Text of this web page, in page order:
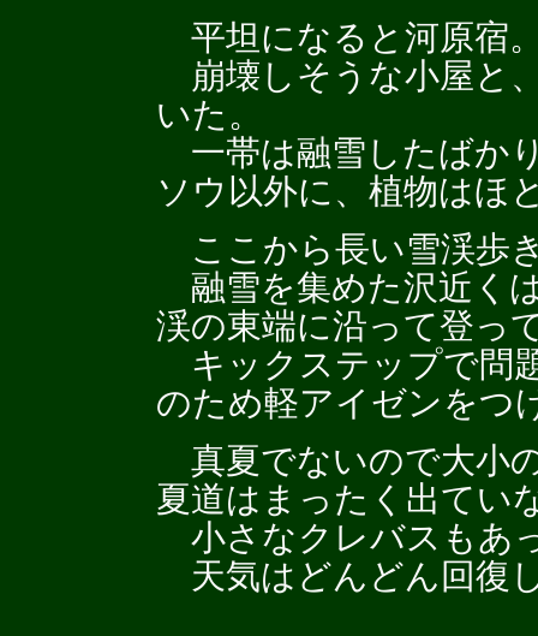
平坦になると河原宿
崩壊しそうな小屋と
いた。
一帯は融雪したばか
ソウ以外に、植物はほ
ここから長い雪渓歩
融雪を集めた沢近く
渓の東端に沿って登っ
キックステップで問
のため軽アイゼンをつ
真夏でないので大小
夏道はまったく出てい
小さなクレバスもあ
天気はどんどん回復